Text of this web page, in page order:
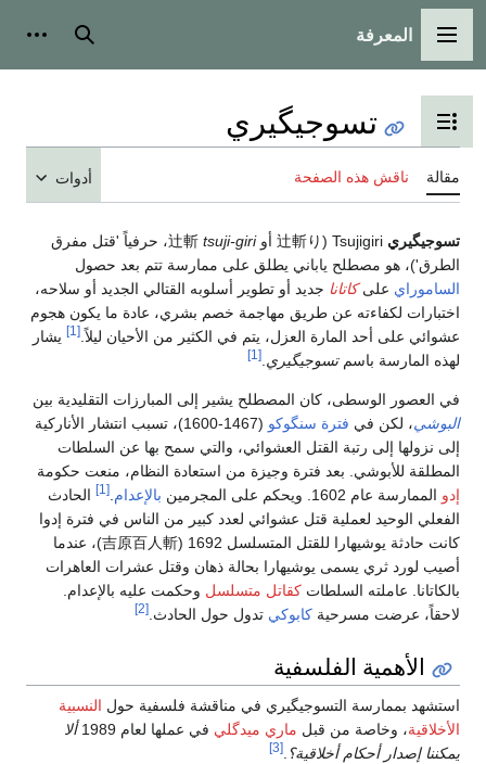
القائمة الرئيسية
المعرفة بحث
تبديل عرض جدول المحتويات
تسوجيگيري
مقالة ناقش هذه الصفحة أدوات
تسوجيگيري tsuji-giri
، حرفياً 'قتل مفرق
الطرق')، هو مصطلح ياباني يطلق على ممارسة تتم بعد حصول
الساموراي علىكاتانا جديد أو تطوير أسلوبه القتالي الجديد أو سلاحه،
اختبارات لكفاءته عن طريق مهاجمة خصم بشري، عادة ما يكون هجوم
عشوائي على أحد المارة العزل، يتم في الكثير من الأحيان ليلاً. [1]
يشار
لهذه المارسة باسمتسوجيگيري [1]
في العصور الوسطى، كان المصطلح يشير إلى المبارزات التقليدية بين
البوشي، لكن في فترة سنگوكو
(1467-1600)، تسبب انتشار الأناركية
إلى نزولها إلى رتبة القتل العشوائي، والتي سمح بها عن السلطات
المطلقة للأبوشي. بعد فترة وجيزة من استعادة النظام، منعت حكومة
إدو الممارسة عام 1602. ويحكم على المجرمين بالإعدام [1]
الحادث
الفعلي الوحيد لعملية قتل عشوائي لعدد كبير من الناس في فترة إدوا
كانت حادثة يوشيهارا للقتل المتسلسل 1692 (吉原百人斬)، عندما
أصيب لورد ثري يسمى يوشيهارا بحالة ذهان وقتل عشرات العاهرات
بالكاتانا. عاملته السلطات كقاتل متسلسل وحكمت عليه بالإعدام.
لاحقاً، عرضت مسرحية كابوكي تدول حول الحادث. [2]
الأهمية الفلسفية
استشهد بممارسة التسوجيگيري في مناقشة فلسفية حول النسبية
الأخلاقية، وخاصة من قبل ماري ميدگلي في عملها لعام 1989
ألا
يمكننا إصدار أحكام أخلاقية؟ .
[3]